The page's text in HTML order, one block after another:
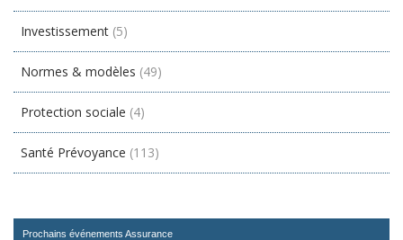
Investissement (5)
Normes & modèles (49)
Protection sociale (4)
Santé Prévoyance (113)
Prochains événements Assurance